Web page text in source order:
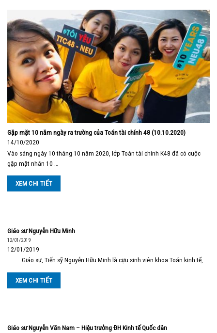
Gặp mặt 10 năm ngày ra trường của Toán tài chính 48 (10.10.2020)
14/10/2020
Vào sáng ngày 10 tháng 10 năm 2020, lớp Toán tài chính K48 đã có cuộc
gặp mặt nhân 10 …
XEM CHI TIẾT
Giáo sư Nguyễn Hữu Minh
12/01/2019
12/01/2019
Giáo sư, Tiến sỹ Nguyễn Hữu Minh là cựu sinh viên khoa Toán kinh tế, …
XEM CHI TIẾT
Giáo sư Nguyễn Văn Nam – Hiệu trưởng ĐH Kinh tế Quốc dân